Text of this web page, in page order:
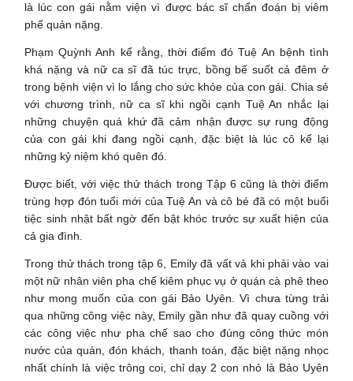
là lúc con gái nằm viện vì được bác sĩ chẩn đoán bị viêm
phế quản nặng.
Phạm Quỳnh Anh kể rằng, thời điểm đó Tuệ An bệnh tình
khá nặng và nữ ca sĩ đã túc trực, bồng bế suốt cả đêm ở
trong bệnh viện vì lo lắng cho sức khỏe của con gái. Chia sẻ
với chương trình, nữ ca sĩ khi ngồi cạnh Tuệ An nhắc lại
những chuyện quá khứ đã cảm nhận được sự rung động
của con gái khi đang ngồi cạnh, đặc biệt là lúc cô kể lại
những kỷ niệm khó quên đó.
Được biết, với việc thử thách trong Tập 6 cũng là thời điểm
trùng hợp đón tuổi mới của Tuệ An và cô bé đã có một buổi
tiệc sinh nhật bất ngờ đến bật khóc trước sự xuất hiện của
cả gia đình.
Trong thử thách trong tập 6, Emily đã vất vả khi phải vào vai
một nữ nhân viên pha chế kiêm phục vụ ở quán cà phê theo
như mong muốn của con gái Bảo Uyên. Vì chưa từng trải
qua những công việc này, Emily gần như đã quay cuồng với
các công việc như pha chế sao cho đúng công thức món
nước của quán, đón khách, thanh toán, đặc biệt nặng nhọc
nhất chính là việc trông coi, chỉ dạy 2 con nhỏ là Bảo Uyên